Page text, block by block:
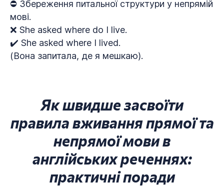
⛔ Збереження питальної структури у непрямій
мові.
❌ She asked where do I live.
✔️ She asked where I lived.
(Вона запитала, де я мешкаю).
Як швидше засвоїти
правила вживання прямої та
непрямої мови в
англійських реченнях:
практичні поради